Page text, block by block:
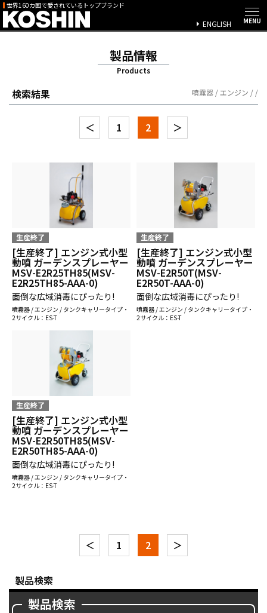
世界160カ国で愛されているトップブランド
ENGLISH
製品情報
Products
噴霧器 / エンジン / /
検索結果
＜ 1 2 ＞
生産終了
[生産終了] エンジン式小型
動噴 ガーデンスプレーヤー
MSV-E2R25TH85(MSV-
E2R25TH85-AAA-0)
面倒な広域消毒にぴったり!
噴霧器 / エンジン / タンクキャリータイプ・
2サイクル：ES-T
生産終了
[生産終了] エンジン式小型
動噴 ガーデンスプレーヤー
MSV-E2R50T(MSV-
E2R50T-AAA-0)
面倒な広域消毒にぴったり!
噴霧器 / エンジン / タンクキャリータイプ・
2サイクル：ES-T
生産終了
[生産終了] エンジン式小型
動噴 ガーデンスプレーヤー
MSV-E2R50TH85(MSV-
E2R50TH85-AAA-0)
面倒な広域消毒にぴったり!
噴霧器 / エンジン / タンクキャリータイプ・
2サイクル：ES-T
＜ 1 2 ＞
製品検索
製品検索